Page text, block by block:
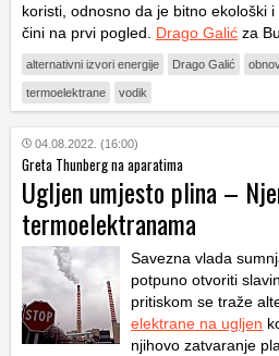
koristi, odnosno da je bitno ekološki
čini na prvi pogled. Drago Galić za
alternativni izvori energije Drago Galić
termoelektrane vodik
04.08.2022. (16:00)
Greta Thunberg na aparatima
Ugljen umjesto plina –
termoelektranama
Savezna vlada
potpuno otvoriti
pritiskom se traže
elektrane na ugljen
njihovo zatvaranje